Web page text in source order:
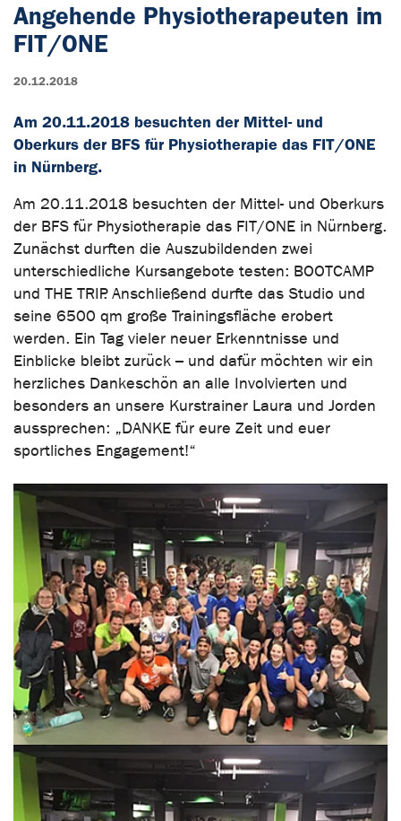
Angehende Physiotherapeuten im
FIT/ONE
20.12.2018
Am 20.11.2018 besuchten der Mittel- und
Oberkurs der BFS für Physiotherapie das FIT/ONE
in Nürnberg.
Am 20.11.2018 besuchten der Mittel- und Oberkurs
der BFS für Physiotherapie das FIT/ONE in Nürnberg.
Zunächst durften die Auszubildenden zwei
unterschiedliche Kursangebote testen: BOOTCAMP
und THE TRIP. Anschließend durfte das Studio und
seine 6500 qm große Trainingsfläche erobert
werden. Ein Tag vieler neuer Erkenntnisse und
Einblicke bleibt zurück – und dafür möchten wir ein
herzliches Dankeschön an alle Involvierten und
besonders an unsere Kurstrainer Laura und Jorden
aussprechen: „DANKE für eure Zeit und euer
sportliches Engagement!“